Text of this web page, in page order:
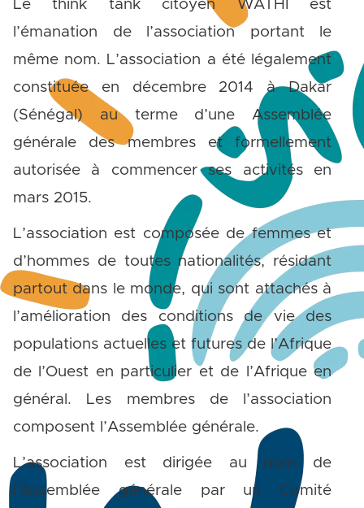
Le think tank citoyen WATHI est
l’émanation de l’association portant le
même nom. L’association a été légalement
constituée en décembre 2014 à Dakar
(Sénégal) au terme d’une Assemblée
générale des membres et formellement
autorisée à commencer ses activités en
mars 2015.
L’association est composée de femmes et
d’hommes de toutes nationalités, résidant
partout dans le monde, qui sont attachés à
l’amélioration des conditions de vie des
populations actuelles et futures de l’Afrique
de l’Ouest en particulier et de l’Afrique en
général. Les membres de l’association
composent l’Assemblée générale.
L’association est dirigée au nom de
l’Assemblée générale par un Comité